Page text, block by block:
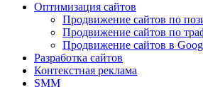
Оптимизация сайтов
Продвижение сайтов по
Продвижение сайтов по
Продвижение сайтов в
Разработка сайтов
Контекстная реклама
SMM